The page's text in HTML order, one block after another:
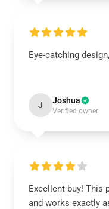
Eye-catching
J Joshua
Verified owner
Excellent buy! This
and works exactly